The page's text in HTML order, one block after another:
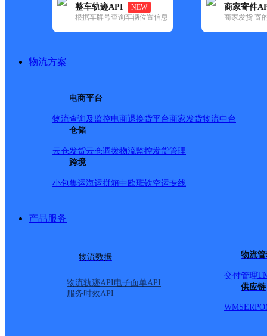
整车轨迹API
NEW
根据车牌号查询车辆位置信息
商家寄件
商家发货 寄
物流方案
电商平台
物流查询及监控电商退换货平台商家发货物流中台
仓储
云仓发货云仓调拨物流监控发货管理
跨境
小包集运海运拼箱中欧班铁空运专线
产品服务
物流数据
物流轨迹API电子面单API
服务时效API
物流
交付管理
供应链
WMSERP
所属快递：顺丰速运
所属区域：黑龙江省-哈尔滨市-木兰县
网点地址：盛世观江名苑A1五号门市
网点负责人：